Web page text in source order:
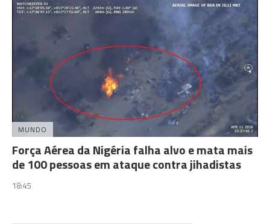
MUNDO
Força Aérea da Nigéria falha alvo e mata mais
de 100 pessoas em ataque contra jihadistas
18:45